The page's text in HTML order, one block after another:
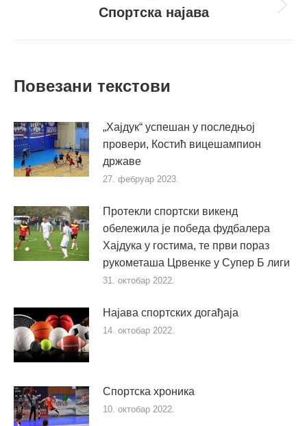
Следећи
Спортска најава
Повезани текстови
„Хајдук“ успешан у последњој
провери, Костић вицешампион
државе
27. фебруар 2023.
Протекли спортски викенд
обележила је победа фудбалера
Хајдука у гостима, те први пораз
рукометаша Црвенке у Супер Б лиги
31. октобар 2022.
Најава спортских догађаја
14. октобар 2022.
Спортска хроника
10. октобар 2022.